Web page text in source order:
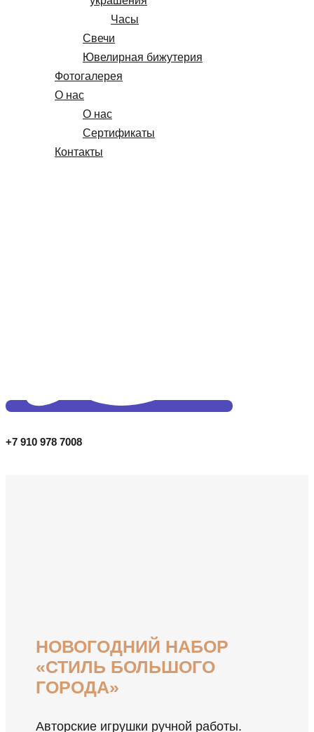
Часы
Свечи
Ювелирная бижутерия
Фотогалерея
О нас
О нас
Сертификаты
Контакты
+7 910 978 7008
НОВОГОДНИЙ НАБОР
«СТИЛЬ БОЛЬШОГО
ГОРОДА»
Авторские игрушки ручной работы.